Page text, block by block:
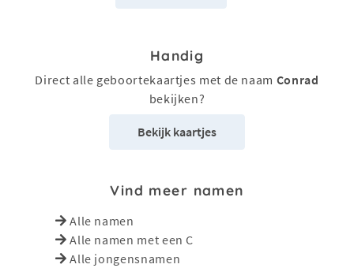
Handig
Direct alle geboortekaartjes met de naam Conrad
bekijken?
Bekijk kaartjes
Vind meer namen
Alle namen
Alle namen met een C
Alle jongensnamen